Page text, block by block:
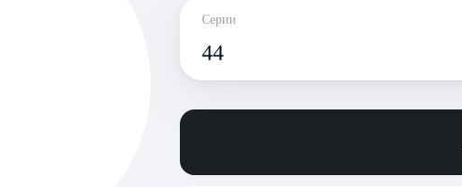
Серии
44